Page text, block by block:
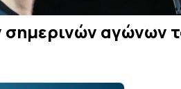
σημερινών αγώνων